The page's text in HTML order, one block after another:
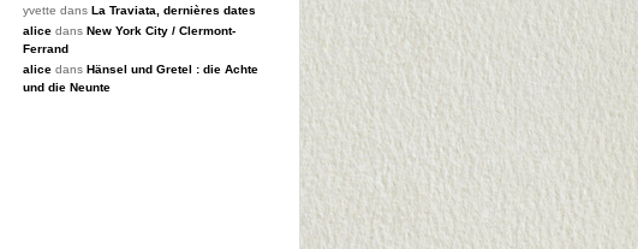
yvette dans La Traviata, dernières dates
alice dans New York City / Clermont-
Ferrand
alice dans Hänsel und Gretel : die Achte
und die Neunte